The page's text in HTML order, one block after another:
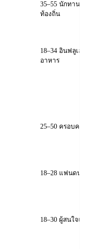
35–55 นักทานอา
ท้องถิ่น
18–34 อินฟลูเอน
อาหาร
25–50 ครอบครัว
18–28 แฟนดนตรี
18–30 ผู้สนใจแฟ